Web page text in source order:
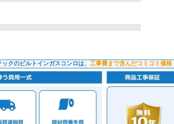
ックのビルトインガスコンロは、 工事費まで含んだコミコミ価格